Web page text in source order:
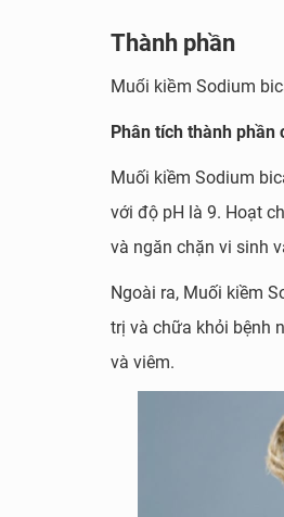
Thành phần
Muối kiềm Sodium
Phân tích thành phần
Muối kiềm Sodium
với độ pH là 9. Hoạt
và ngăn chặn vi sinh
Ngoài ra, Muối kiềm
trị và chữa khỏi bệnh
và viêm.